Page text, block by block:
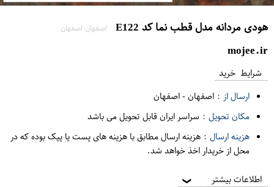
هودی مردانه مدل قطب نما کد E122 اصفهان اصفهان
mojee.ir
شرایط خرید
ارسال از : اصفهان-اصفهان
مکان تحویل : سراسر ایران قابل تحویل می باشد
هزینه ارسال : هزینه ارسال مطابق با هزینه های پست یا پیک بوده که در
محل از خریدار اخذ خواهد شد.
اطلاعات بیشتر ❯